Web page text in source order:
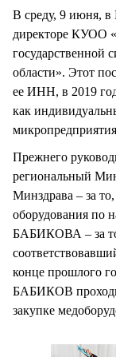
В среду, 9 июня,
директоре КУОО
государственной
области». Этот
ее ИНН, в 2019
как
Прежнего
региональный
Минздрава – за
оборудования по
БАБИКОВА – за то,
конце прошлого
БАБИКОВ
закупке